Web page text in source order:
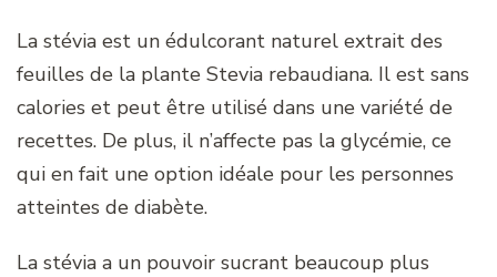
La stévia est un édulcorant naturel extrait des
feuilles de la plante Stevia rebaudiana. Il est sans
calories et peut être utilisé dans une variété de
recettes. De plus, il n’affecte pas la glycémie, ce
qui en fait une option idéale pour les personnes
atteintes de diabète.
La stévia a un pouvoir sucrant beaucoup plus